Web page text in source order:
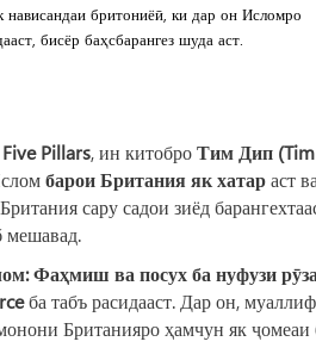
нависандаи бритониёӣ, ки дар он Исломро
бисёр баҳсбарангез шуда аст.
Five Pillars, ин китоброТим Дип
барои Британия як хатараст ва
сару садои зиёд
мешавад.
Фаҳмиш ва посух ба нуфузи
ба табъ расидааст. Дар он,
Британияро ҳамчун як ҷомеаи